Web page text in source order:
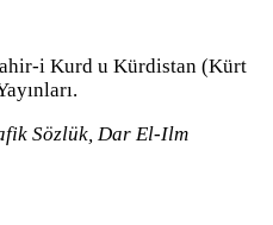
i Kurd u Kürdistan (Kürt
Sözlük, Dar El-Ilm